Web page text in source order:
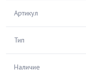
Артикул
Тип
Наличие